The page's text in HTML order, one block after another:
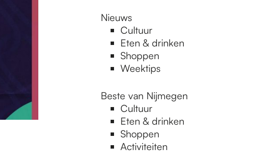
Nieuws
Cultuur
Eten & drinken
Shoppen
Weektips
Beste van Nijmegen
Cultuur
Eten & drinken
Shoppen
Activiteiten